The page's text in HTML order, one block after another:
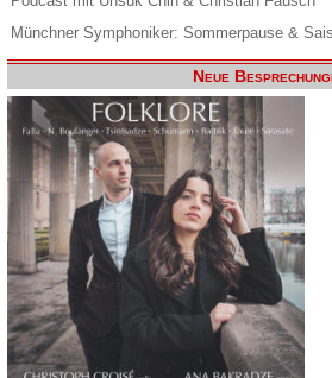
Münchner Symphoniker: Sommerpause &
Neue